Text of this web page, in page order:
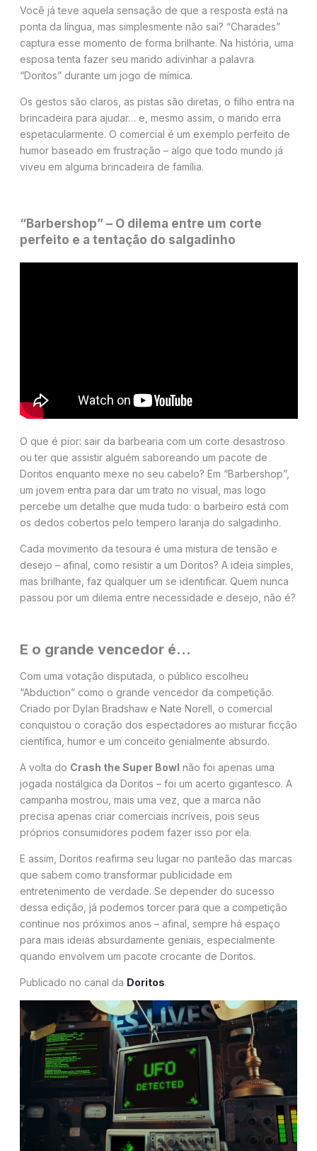
Você já teve aquela sensação de que a resposta está na
ponta da língua, mas simplesmente não sai? “Charades”
captura esse momento de forma brilhante. Na história, uma
esposa tenta fazer seu marido adivinhar a palavra
“Doritos” durante um jogo de mímica.
Os gestos são claros, as pistas são diretas, o filho entra na
brincadeira para ajudar… e, mesmo assim, o marido erra
espetacularmente. O comercial é um exemplo perfeito de
humor baseado em frustração – algo que todo mundo já
viveu em alguma brincadeira de família.
“Barbershop” – O dilema entre um corte
perfeito e a tentação do salgadinho
O que é pior: sair da barbearia com um corte desastroso
ou ter que assistir alguém saboreando um pacote de
Doritos enquanto mexe no seu cabelo? Em “Barbershop”,
um jovem entra para dar um trato no visual, mas logo
percebe um detalhe que muda tudo: o barbeiro está com
os dedos cobertos pelo tempero laranja do salgadinho.
Cada movimento da tesoura é uma mistura de tensão e
desejo – afinal, como resistir a um Doritos? A ideia simples,
mas brilhante, faz qualquer um se identificar. Quem nunca
passou por um dilema entre necessidade e desejo, não é?
E o grande vencedor é…
Com uma votação disputada, o público escolheu
“Abduction” como o grande vencedor da competição.
Criado por Dylan Bradshaw e Nate Norell, o comercial
conquistou o coração dos espectadores ao misturar ficção
científica, humor e um conceito genialmente absurdo.
A volta do Crash the Super Bowl não foi apenas uma
jogada nostálgica da Doritos – foi um acerto gigantesco. A
campanha mostrou, mais uma vez, que a marca não
precisa apenas criar comerciais incríveis, pois seus
próprios consumidores podem fazer isso por ela.
E assim, Doritos reafirma seu lugar no panteão das marcas
que sabem como transformar publicidade em
entretenimento de verdade. Se depender do sucesso
dessa edição, já podemos torcer para que a competição
continue nos próximos anos – afinal, sempre há espaço
para mais ideias absurdamente geniais, especialmente
quando envolvem um pacote crocante de Doritos.
Publicado no canal da Doritos.